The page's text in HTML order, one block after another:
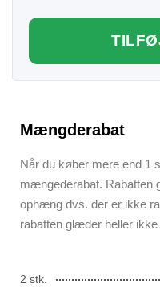
Mængderabat
Når du køber mere end 1
mængederabat. Rabatten
ophæng dvs. der er ikke
rabatten glæder heller
2 stk.